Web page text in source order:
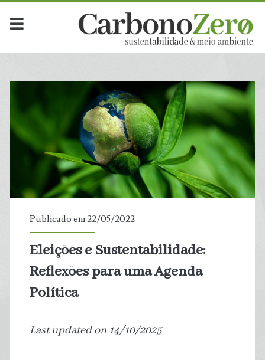
Publicado em 22/05/2022
Eleições e Sustentabilidade:
Reflexões para uma Agenda
Política
Last updated on 14/10/2025